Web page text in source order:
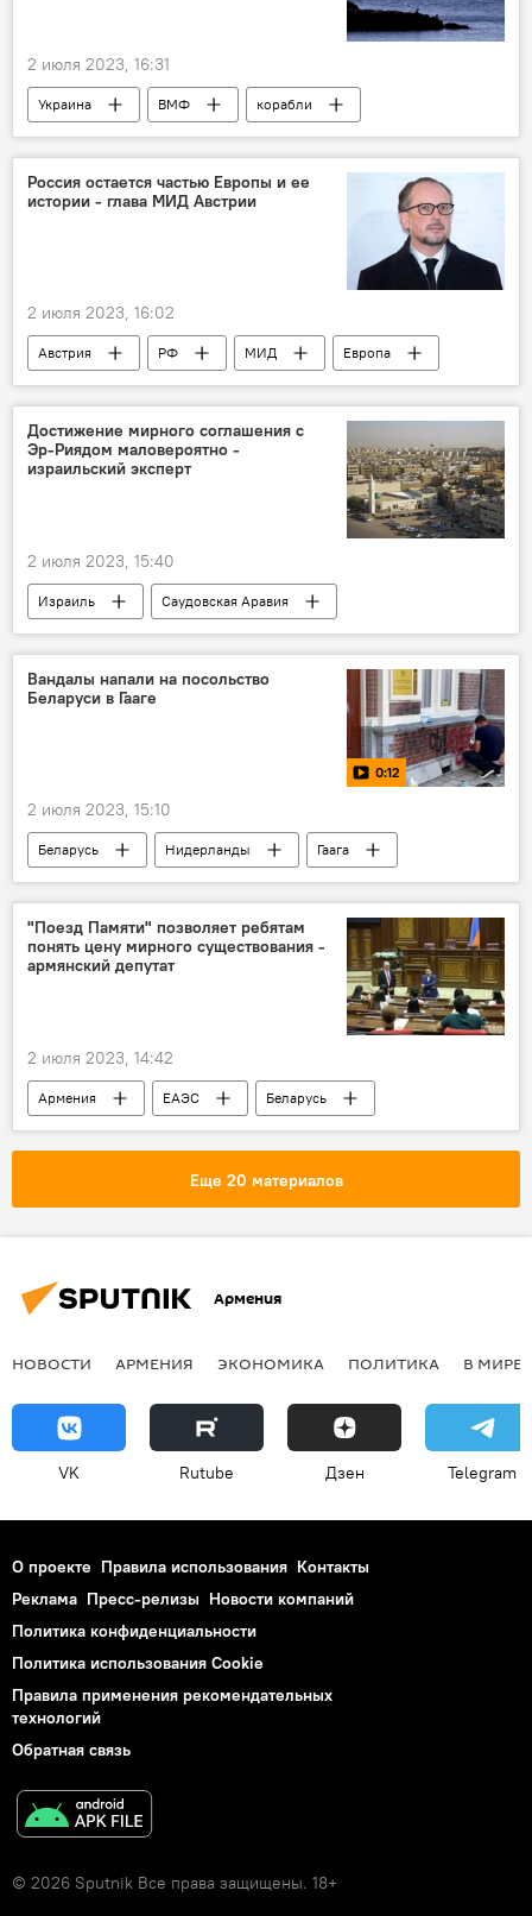
2 июля 2023, 16:31
Украина ВМФ
корабли
Запад
поставки
Россия остается частью Европы и ее
истории - глава МИД Австрии
2 июля 2023, 16:02
Австрия РФ МИД
Европа
история
Достижение мирного соглашения с
Эр-Риядом маловероятно -
израильский эксперт
2 июля 2023, 15:40
Израиль
Саудовская Аравия
эксперт
дипотношения
Вандалы напали на посольство
Беларуси в Гааге
0:12
2 июля 2023, 15:10
Беларусь Нидерланды
Гаага
посольство
вандалы
нападение
Видео
"Поезд Памяти" позволяет ребятам
понять цену мирного существования -
армянский депутат
2 июля 2023, 14:42
Армения ЕАЭС
Беларусь
память
депутат ВОВ
Еще 20 материалов
Армения
НОВОСТИ АРМЕНИЯ ЭКОНОМИКА ПОЛИТИКА В МИРЕ
VK Rutube Дзен Telegram
О проекте Правила использования Контакты
Реклама Пресс-релизы Новости компаний
Политика конфиденциальности
Политика использования Cookie
Правила применения рекомендательных
технологий
Обратная связь
© 2026 Sputnik Все права защищены. 18+